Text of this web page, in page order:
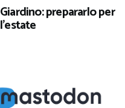
Giardino: prepararlo per
l’estate